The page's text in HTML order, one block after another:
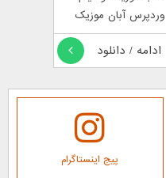
وردپرس آبان موزیک
ادامه / دانلود
پیج اینستاگرام